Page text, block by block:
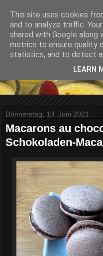
Donnerstag, 10. Juni 2021
Macarons au
Schokoladen-
This site uses cookies
and to analyze traffic.
shared with Google
metrics to ensure quality
statistics, and to detect
LEARN